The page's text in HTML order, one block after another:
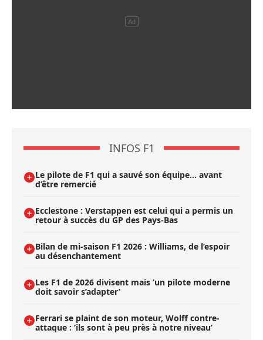
INFOS F1
Le pilote de F1 qui a sauvé son équipe… avant
d’être remercié
Ecclestone : Verstappen est celui qui a permis un
retour à succès du GP des Pays-Bas
Bilan de mi-saison F1 2026 : Williams, de l’espoir
au désenchantement
Les F1 de 2026 divisent mais ’un pilote moderne
doit savoir s’adapter’
Ferrari se plaint de son moteur, Wolff contre-
attaque : ’ils sont à peu près à notre niveau’